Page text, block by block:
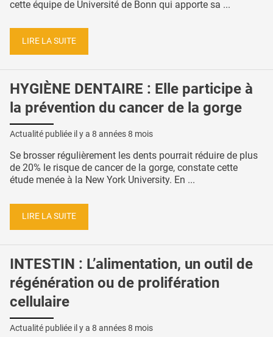
cette équipe de Université de Bonn qui apporte sa ...
LIRE LA SUITE
HYGIÈNE DENTAIRE : Elle participe à
la prévention du cancer de la gorge
Actualité publiée il y a 8 années 8 mois
Se brosser régulièrement les dents pourrait réduire de plus
de 20% le risque de cancer de la gorge, constate cette
étude menée à la New York University. En ...
LIRE LA SUITE
INTESTIN : L’alimentation, un outil de
régénération ou de prolifération
cellulaire
Actualité publiée il y a 8 années 8 mois